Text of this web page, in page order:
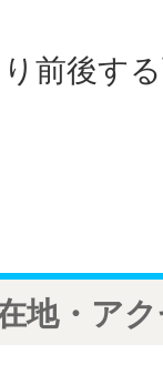
前後す
地・ア